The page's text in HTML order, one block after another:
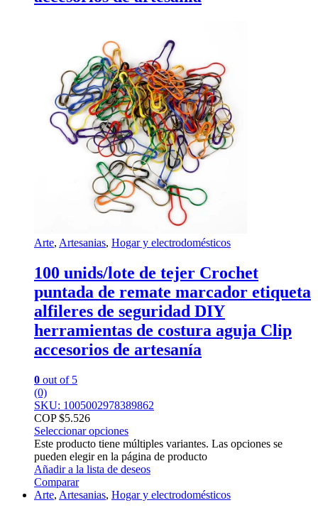
Arte, Artesanias, Hogar y electrodomésticos
100 unids/lote de tejer Crochet
puntada de remate marcador etiqueta
alfileres de seguridad DIY
herramientas de costura aguja Clip
accesorios de artesanía
0 out of 5
(0)
SKU: 1005002978389862
COP $5.526
Seleccionar opciones
Este producto tiene múltiples variantes. Las opciones se
pueden elegir en la página de producto
Añadir a la lista de deseos
Comparar
Arte, Artesanias, Hogar y electrodomésticos